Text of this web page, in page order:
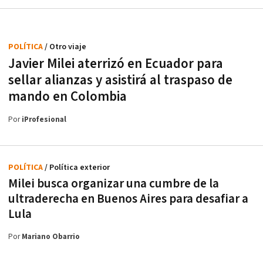
Javier Milei aterrizó en Ecuador para
sellar alianzas y asistirá al traspaso de
mando en Colombia
POLÍTICA/ Otro viaje
PoriProfesional
Milei busca organizar una cumbre de la
ultraderecha en Buenos Aires para desafiar a
Lula
POLÍTICA/ Política exterior
PorMariano Obarrio